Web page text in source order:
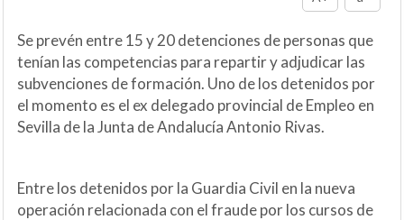
Se prevén entre 15 y 20 detenciones de personas que
tenían las competencias para repartir y adjudicar las
subvenciones de formación. Uno de los detenidos por
el momento es el ex delegado provincial de Empleo en
Sevilla de la Junta de Andalucía Antonio Rivas.
Entre los detenidos por la Guardia Civil en la nueva
operación relacionada con el fraude por los cursos de